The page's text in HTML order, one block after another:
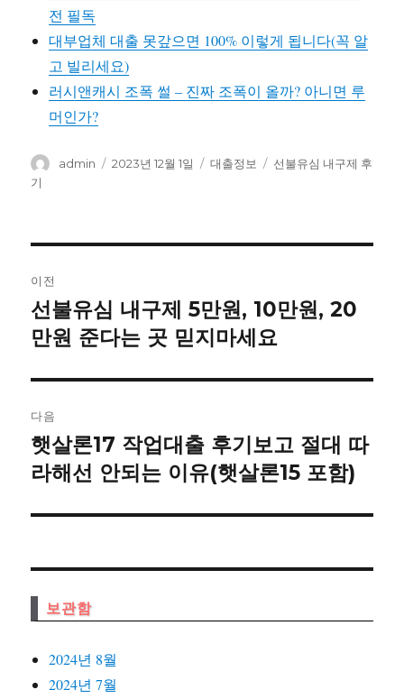
전 필독
대부업체 대출 못갚으면 100% 이렇게 됩니다(꼭 알
고 빌리세요)
러시앤캐시 조폭 썰 – 진짜 조폭이 올까? 아니면 루
머인가?
글
admin
작
2023년 12월 1일
카
대출정보
태
선불유심 내구제 후
기
내
비
게
이
션
이전
이
전
선불유심 내구제 5만원, 10만원, 20
만원 준다는 곳 믿지마세요
다음
다
음
햇살론17 작업대출 후기보고 절대 따
라해선 안되는 이유(햇살론15 포함)
보관함
2024년 8월
2024년 7월